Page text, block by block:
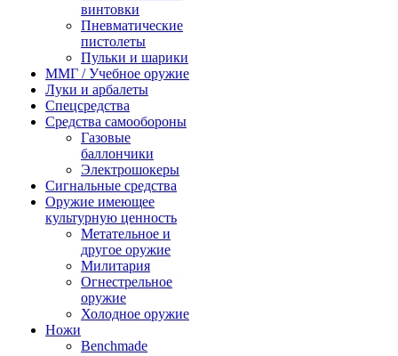
винтовки
Пневматические
пистолеты
Пульки и шарики
ММГ / Учебное оружие
Луки и арбалеты
Спецсредства
Средства самообороны
Газовые
баллончики
Электрошокеры
Сигнальные средства
Оружие имеющее
культурную ценность
Метательное и
другое оружие
Милитария
Огнестрельное
оружие
Холодное оружие
Ножи
Benchmade